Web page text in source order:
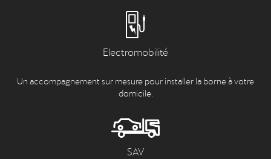
Electromobilité
Un accompagnement sur mesure pour installer la borne à votre
domicile.
SAV